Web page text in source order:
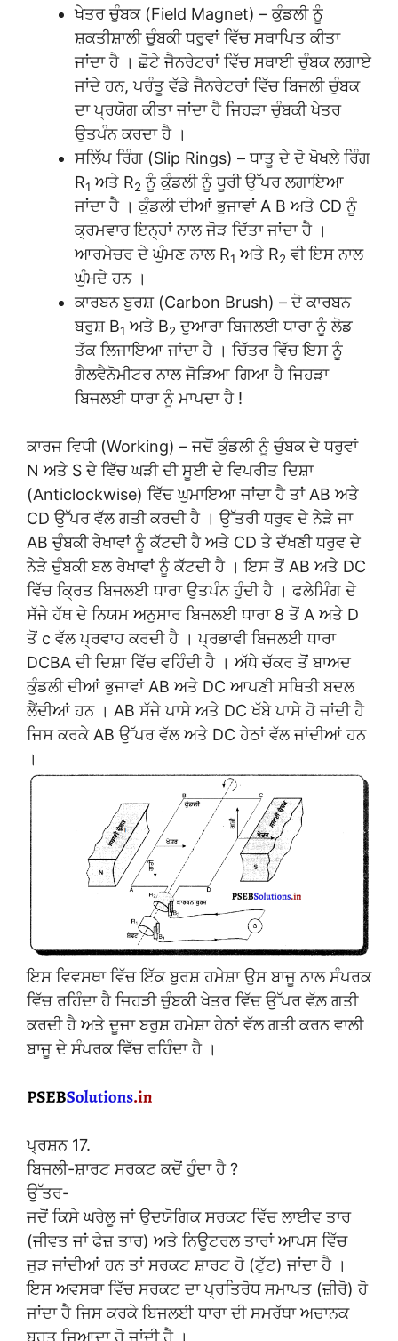
ਖੇਤਰ ਚੁੰਬਕ (Field Magnet) – ਕੁੰਡਲੀ ਨੂੰ
ਸ਼ਕਤੀਸ਼ਾਲੀ ਚੁੰਬਕੀ ਧਰੁਵਾਂ ਵਿੱਚ ਸਥਾਪਿਤ ਕੀਤਾ
ਜਾਂਦਾ ਹੈ । ਛੋਟੇ ਜੈਨਰੇਟਰਾਂ ਵਿੱਚ ਸਥਾਈ ਚੁੰਬਕ ਲਗਾਏ
ਜਾਂਦੇ ਹਨ, ਪਰੰਤੂ ਵੱਡੇ ਜੈਨਰੇਟਰਾਂ ਵਿੱਚ ਬਿਜਲੀ ਚੁੰਬਕ
ਦਾ ਪ੍ਰਯੋਗ ਕੀਤਾ ਜਾਂਦਾ ਹੈ ਜਿਹੜਾ ਚੁੰਬਕੀ ਖੇਤਰ
ਉਤਪੰਨ ਕਰਦਾ ਹੈ ।
ਸਲਿੱਪ ਰਿੰਗ (Slip Rings) – ਧਾਤੂ ਦੇ ਦੋ ਖੋਖਲੇ ਰਿੰਗ
R1 ਅਤੇ R2 ਨੂੰ ਕੁੰਡਲੀ ਨੂੰ ਧੂਰੀ ਉੱਪਰ ਲਗਾਇਆ
ਜਾਂਦਾ ਹੈ । ਕੁੰਡਲੀ ਦੀਆਂ ਭੁਜਾਵਾਂ A B ਅਤੇ CD ਨੂੰ
ਕ੍ਰਮਵਾਰ ਇਨ੍ਹਾਂ ਨਾਲ ਜੋੜ ਦਿੱਤਾ ਜਾਂਦਾ ਹੈ ।
ਆਰਮੇਚਰ ਦੇ ਘੁੰਮਣ ਨਾਲ R1 ਅਤੇ R2 ਵੀ ਇਸ ਨਾਲ
ਘੁੰਮਦੇ ਹਨ ।
ਕਾਰਬਨ ਬੁਰਸ਼ (Carbon Brush) – ਦੋ ਕਾਰਬਨ
ਬਰੁਸ਼ B1 ਅਤੇ B2 ਦੁਆਰਾ ਬਿਜਲਈ ਧਾਰਾ ਨੂੰ ਲੋਡ
ਤੱਕ ਲਿਜਾਇਆ ਜਾਂਦਾ ਹੈ । ਚਿੱਤਰ ਵਿੱਚ ਇਸ ਨੂੰ
ਗੈਲਵੈਨੋਮੀਟਰ ਨਾਲ ਜੋੜਿਆ ਗਿਆ ਹੈ ਜਿਹੜਾ
ਬਿਜਲਈ ਧਾਰਾ ਨੂੰ ਮਾਪਦਾ ਹੈ !
ਕਾਰਜ ਵਿਧੀ (Working) – ਜਦੋਂ ਕੁੰਡਲੀ ਨੂੰ ਚੁੰਬਕ ਦੇ ਧਰੁਵਾਂ
N ਅਤੇ S ਦੇ ਵਿੱਚ ਘੜੀ ਦੀ ਸੂਈ ਦੇ ਵਿਪਰੀਤ ਦਿਸ਼ਾ
(Anticlockwise) ਵਿੱਚ ਘੁਮਾਇਆ ਜਾਂਦਾ ਹੈ ਤਾਂ AB ਅਤੇ
CD ਉੱਪਰ ਵੱਲ ਗਤੀ ਕਰਦੀ ਹੈ । ਉੱਤਰੀ ਧਰੁਵ ਦੇ ਨੇੜੇ ਜਾ
AB ਚੁੰਬਕੀ ਰੇਖਾਵਾਂ ਨੂੰ ਕੱਟਦੀ ਹੈ ਅਤੇ CD ਤੇ ਦੱਖਣੀ ਧਰੁਵ ਦੇ
ਨੇੜੇ ਚੁੰਬਕੀ ਬਲ ਰੇਖਾਵਾਂ ਨੂੰ ਕੱਟਦੀ ਹੈ । ਇਸ ਤੋਂ AB ਅਤੇ DC
ਵਿੱਚ ਕ੍ਰਿਤ ਬਿਜਲਈ ਧਾਰਾ ਉਤਪੰਨ ਹੁੰਦੀ ਹੈ । ਫਲੇਮਿੰਗ ਦੇ
ਸੱਜੇ ਹੱਥ ਦੇ ਨਿਯਮ ਅਨੁਸਾਰ ਬਿਜਲਈ ਧਾਰਾ 8 ਤੋਂ A ਅਤੇ D
ਤੋਂ c ਵੱਲ ਪ੍ਰਵਾਹ ਕਰਦੀ ਹੈ । ਪ੍ਰਭਾਵੀ ਬਿਜਲਈ ਧਾਰਾ
DCBA ਦੀ ਦਿਸ਼ਾ ਵਿੱਚ ਵਹਿੰਦੀ ਹੈ । ਅੱਧੇ ਚੱਕਰ ਤੋਂ ਬਾਅਦ
ਕੁੰਡਲੀ ਦੀਆਂ ਭੁਜਾਵਾਂ AB ਅਤੇ DC ਆਪਣੀ ਸਥਿਤੀ ਬਦਲ
ਲੈਂਦੀਆਂ ਹਨ । AB ਸੱਜੇ ਪਾਸੇ ਅਤੇ DC ਖੱਬੇ ਪਾਸੇ ਹੋ ਜਾਂਦੀ ਹੈ
ਜਿਸ ਕਰਕੇ AB ਉੱਪਰ ਵੱਲ ਅਤੇ DC ਹੇਠਾਂ ਵੱਲ ਜਾਂਦੀਆਂ ਹਨ
।
ਇਸ ਵਿਵਸਥਾ ਵਿੱਚ ਇੱਕ ਬੁਰਸ਼ ਹਮੇਸ਼ਾ ਉਸ ਬਾਜੂ ਨਾਲ ਸੰਪਰਕ
ਵਿੱਚ ਰਹਿੰਦਾ ਹੈ ਜਿਹੜੀ ਚੁੰਬਕੀ ਖੇਤਰ ਵਿੱਚ ਉੱਪਰ ਵੱਲ਼ ਗਤੀ
ਕਰਦੀ ਹੈ ਅਤੇ ਦੂਜਾ ਬਰੁਸ਼ ਹਮੇਸ਼ਾ ਹੇਠਾਂ ਵੱਲ ਗਤੀ ਕਰਨ ਵਾਲੀ
ਬਾਜੂ ਦੇ ਸੰਪਰਕ ਵਿੱਚ ਰਹਿੰਦਾ ਹੈ ।
ਪ੍ਰਸ਼ਨ 17.
ਬਿਜਲੀ-ਸ਼ਾਰਟ ਸਰਕਟ ਕਦੋਂ ਹੁੰਦਾ ਹੈ ?
ਉੱਤਰ-
ਜਦੋਂ ਕਿਸੇ ਘਰੇਲੂ ਜਾਂ ਉਦਯੋਗਿਕ ਸਰਕਟ ਵਿੱਚ ਲਾਈਵ ਤਾਰ
(ਜੀਵਤ ਜਾਂ ਫੇਜ਼ ਤਾਰ) ਅਤੇ ਨਿਊਟਰਲ ਤਾਰਾਂ ਆਪਸ ਵਿੱਚ
ਜੁੜ ਜਾਂਦੀਆਂ ਹਨ ਤਾਂ ਸਰਕਟ ਸ਼ਾਰਟ ਹੋ (ਟੁੱਟ) ਜਾਂਦਾ ਹੈ ।
ਇਸ ਅਵਸਥਾ ਵਿੱਚ ਸਰਕਟ ਦਾ ਪ੍ਰਤਿਰੋਧ ਸਮਾਪਤ (ਜ਼ੀਰੋ) ਹੋ
ਜਾਂਦਾ ਹੈ ਜਿਸ ਕਰਕੇ ਬਿਜਲਈ ਧਾਰਾ ਦੀ ਸਮਰੱਥਾ ਅਚਾਨਕ